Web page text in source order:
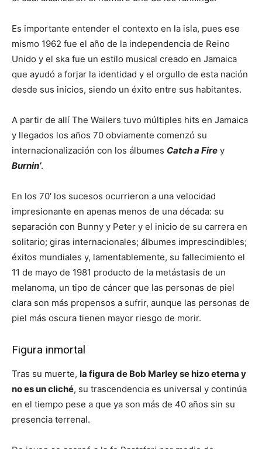
Es importante entender el contexto en la isla, pues ese
mismo 1962 fue el año de la independencia de Reino
Unido y el ska fue un estilo musical creado en Jamaica
que ayudó a forjar la identidad y el orgullo de esta nación
desde sus inicios, siendo un éxito entre sus habitantes.
A partir de allí The Wailers tuvo múltiples hits en Jamaica
y llegados los años 70 obviamente comenzó su
internacionalización con los álbumes Catch a Fire y
Burnin’.
En los 70′ los sucesos ocurrieron a una velocidad
impresionante en apenas menos de una década: su
separación con Bunny y Peter y el inicio de su carrera en
solitario; giras internacionales; álbumes imprescindibles;
éxitos mundiales y, lamentablemente, su fallecimiento el
11 de mayo de 1981 producto de la metástasis de un
melanoma, un tipo de cáncer que las personas de piel
clara son más propensos a sufrir, aunque las personas de
piel más oscura tienen mayor riesgo de morir.
Figura inmortal
Tras su muerte, la figura de Bob Marley se hizo eterna y
no es un cliché, su trascendencia es universal y continúa
en el tiempo pese a que ya son más de 40 años sin su
presencia terrenal.